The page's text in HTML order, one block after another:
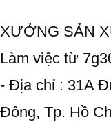
XƯỞNG SẢN
Làm việc từ
- Địa chỉ : 31A
Đông, Tp. Hồ